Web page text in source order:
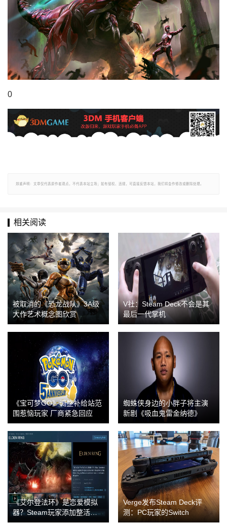
0
郑重声明：文章仅代表原作者观点，不代表本站立场；如有侵权、违规，可直接反馈本站，我们将会作修改或删除处理。
相关阅读
被取消的《恐龙战队》3A级
大作艺术概念图欣赏
V社：Steam Deck不会是其
最后一代掌机
《宝可梦GO》调整补给站范
围惹恼玩家 厂商紧急回应
蜘蛛侠身边的小胖子将主演
新剧《吸血鬼雷金纳德》
《艾尔登法环》是恋爱模拟
器？Steam玩家添加整活分
Verge发布Steam Deck评
测：PC玩家的Switch